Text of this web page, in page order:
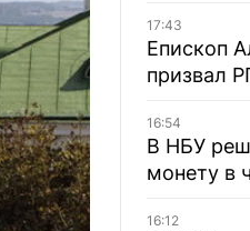
17:43
Епископ
призвал
16:54
В НБУ
монету в
16:12